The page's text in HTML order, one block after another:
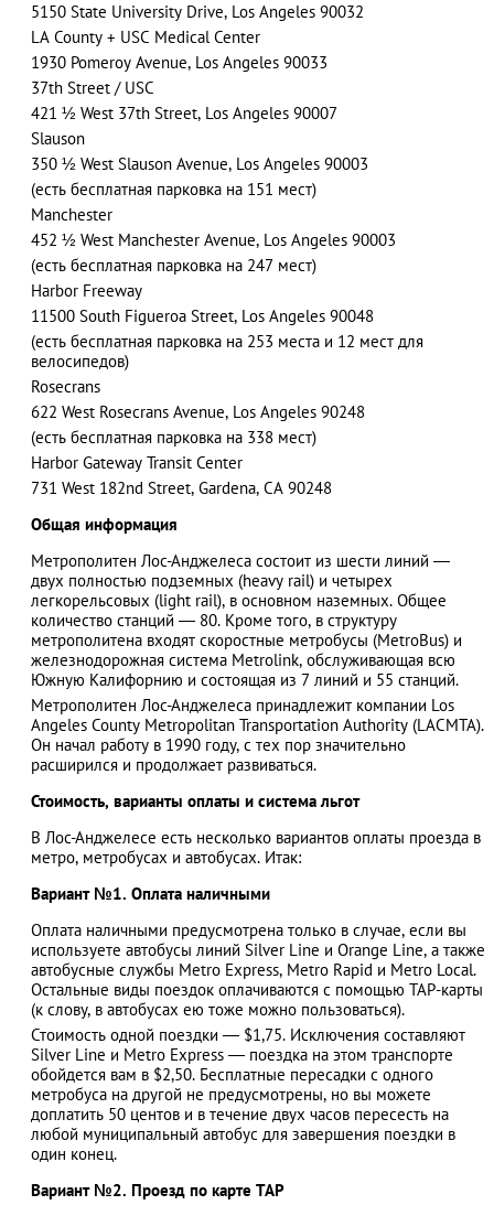
5150 State University Drive, Los Angeles 90032
LA County + USC Medical Center
1930 Pomeroy Avenue, Los Angeles 90033
37th Street / USC
421 ½ West 37th Street, Los Angeles 90007
Slauson
350 ½ West Slauson Avenue, Los Angeles 90003
(есть бесплатная парковка на 151 мест)
Manchester
452 ½ West Manchester Avenue, Los Angeles 90003
(есть бесплатная парковка на 247 мест)
Harbor Freeway
11500 South Figueroa Street, Los Angeles 90048
(есть бесплатная парковка на 253 места и 12 мест для
велосипедов)
Rosecrans
622 West Rosecrans Avenue, Los Angeles 90248
(есть бесплатная парковка на 338 мест)
Harbor Gateway Transit Center
731 West 182nd Street, Gardena, CA 90248
Общая информация
Метрополитен Лос-Анджелеса состоит из шести линий ―
двух полностью подземных (heavy rail) и четырех
легкорельсовых (light rail), в основном наземных. Общее
количество станций ― 80. Кроме того, в структуру
метрополитена входят скоростные метробусы (MetroBus) и
железнодорожная система Metrolink, обслуживающая всю
Южную Калифорнию и состоящая из 7 линий и 55 станций.
Метрополитен Лос-Анджелеса принадлежит компании Los
Angeles County Metropolitan Transportation Authority (LACMTA).
Он начал работу в 1990 году, с тех пор значительно
расширился и продолжает развиваться.
Стоимость, варианты оплаты и система льгот
В Лос-Анджелесе есть несколько вариантов оплаты проезда в
метро, метробусах и автобусах. Итак:
Вариант №1. Оплата наличными
Оплата наличными предусмотрена только в случае, если вы
используете автобусы линий Silver Line и Orange Line, а также
автобусные службы Metro Express, Metro Rapid и Metro Local.
Остальные виды поездок оплачиваются с помощью TAP-карты
(к слову, в автобусах ею тоже можно пользоваться).
Стоимость одной поездки ― $1,75. Исключения составляют
Silver Line и Metro Express — поездка на этом транспорте
обойдется вам в $2,50. Бесплатные пересадки с одного
метробуса на другой не предусмотрены, но вы можете
доплатить 50 центов и в течение двух часов пересесть на
любой муниципальный автобус для завершения поездки в
один конец.
Вариант №2. Проезд по карте TAP